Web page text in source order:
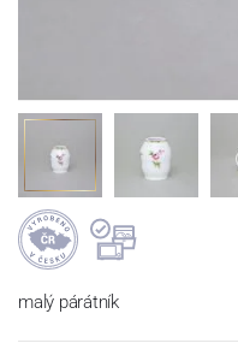
malý párátník